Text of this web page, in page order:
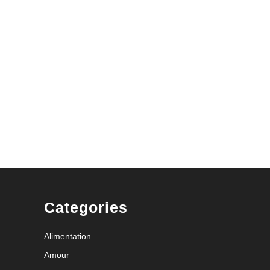
Categories
Alimentation
Amour